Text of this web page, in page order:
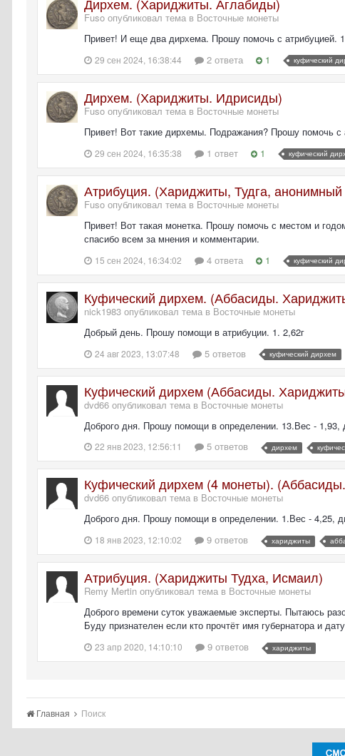
Fuso опубликовал тема в Восточные монеты
Привет! И еще два дирхема. Прошу помочь с атрибуцией.
29 сен 2024, 16:38:44 2 ответа 1 куфический
Дирхем. (Хариджиты. Идрисиды)
Fuso опубликовал тема в Восточные монеты
Привет! Вот такие дирхемы. Подражания? Прошу помочь
29 сен 2024, 16:35:38 1 ответ 1 куфический
Атрибуция. (Хариджиты, Тудга,
Fuso опубликовал тема в Восточные монеты
Привет! Вот такая монетка. Прошу помочь с местом и
спасибо всем за мнения и комментарии.
15 сен 2024, 16:34:02 4 ответа 1 куфический
Куфический дирхем. (Аббасиды.
nick1983 опубликовал тема в Восточные монеты
Добрый день. Прошу помощи в атрибуции. 1. 2,62г
24 авг 2023, 13:07:48 5 ответов куфический дирхем
Куфический дирхем (Аббасиды.
dvd66 опубликовал тема в Восточные монеты
Доброго дня. Прошу помощи в определении. 13.Вес - 1,93,
22 янв 2023, 12:56:11 5 ответов дирхем
Куфический дирхем (4 монеты).
dvd66 опубликовал тема в Восточные монеты
Доброго дня. Прошу помощи в определении. 1.Вес - 4,25,
18 янв 2023, 12:10:02 9 ответов хариджиты
Атрибуция. (Хариджиты Тудха, Исмаил)
Remy Mertin опубликовал тема в Восточные монеты
Доброго времени суток уважаемые эксперты. Пытаюсь
Буду признателен если кто прочтёт имя губернатора и
23 апр 2020, 14:10:10 9 ответов хариджиты
Главная Поиск